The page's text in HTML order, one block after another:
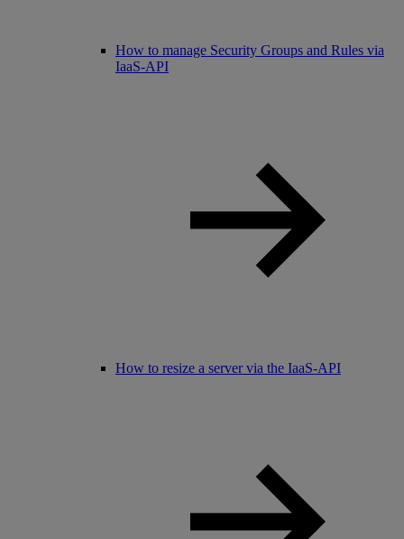
How to manage Security Groups and Rules via
IaaS-API
How to resize a server via the IaaS-API